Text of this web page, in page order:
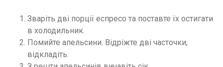
Зваріть дві порції еспресо та поставте їх остигати
в холодильник.
Помийте апельсини. Відріжте дві часточки,
відкладіть.